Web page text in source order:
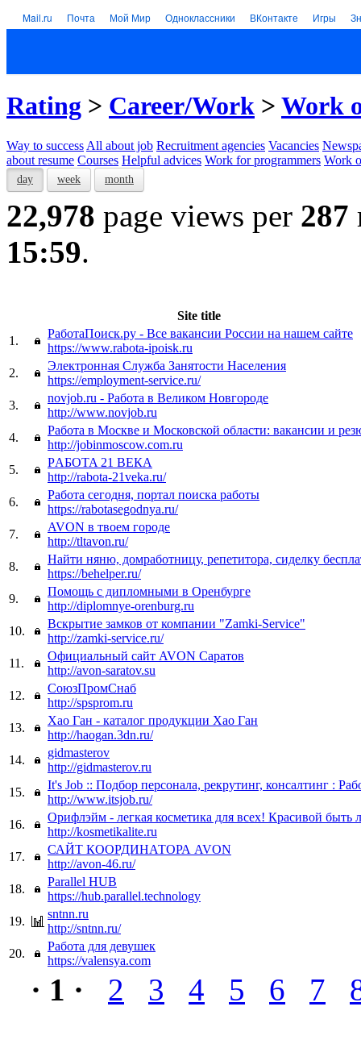
Mail.ru Почта Мой Мир Одноклассники ВКонтакте Игры
Rating > Career/Work > Work
Way to success All about job Recruitment agencies Vacancies
about resume Courses Helpful advices Work for programmers Work
day week month
22,978 page views per 287
15:59.
Site title
1.
РаботаПоиск.ру - Все вакансии России на нашем сайте
https://www.rabota-ipoisk.ru
2.
Электронная Служба Занятости Населения
https://employment-service.ru/
3.
novjob.ru - Работа в Великом Новгороде
http://www.novjob.ru
4.
Работа в Москве и Московской области: вакансии и
http://jobinmoscow.com.ru
5.
РAБOTA 21 ВЕКА
http://rabota-21veka.ru/
6.
Работа сегодня, портал поиска работы
https://rabotasegodnya.ru/
7.
AVON в твоем городе
http://tltavon.ru/
8.
Найти няню, домработницу, репетитора, сиделку
https://behelper.ru/
9.
Помощь с дипломными в Оренбурге
http://diplomnye-orenburg.ru
10.
Вскрытие замков от компании "Zamki-Service"
http://zamki-service.ru/
11.
Официальный сайт AVON Саратов
http://avon-saratov.su
12.
СоюзПромСнаб
http://spsprom.ru
13.
Хао Ган - каталог продукции Хао Ган
http://haogan.3dn.ru/
14.
gidmasterov
http://gidmasterov.ru
15.
It's Job :: Подбор персонала, рекрутинг, консалтинг :
http://www.itsjob.ru/
16.
Орифлэйм - легкая косметика для всех! Красивой быть
http://kosmetikalite.ru
17.
САЙТ КООРДИНАТОРА AVON
http://avon-46.ru/
18.
Parallel HUB
https://hub.parallel.technology
19.
sntnn.ru
http://sntnn.ru/
20.
Работа для девушек
https://valensya.com
· 1 · 2 3 4 5 6 7